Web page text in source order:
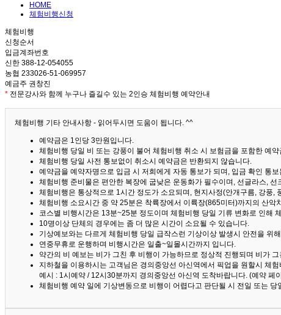
HOME
체험비행신청
체험비행
신청순서
입금계좌번호
신한 388-12-054055
농협 233026-51-069957
예금주 권창진
* 전문강사와 함께 누구나 즐길수 있는 2인승 체험비행 예약안내
체험비행 기타 안내사항 - 읽어두시면 도움이 됩니다. ^^
예약금은 1인당 3만원입니다.
체험비행 당일 비 또는 강풍이 불어 체험비행 취소 시 보험금을 포함한 예
체험비행 당일 사전 통보없이 취소시 예약금은 반환되지 않습니다.
예약금을 예약자명으로 입금 시 저희에게 자동 통보가 되며, 입금 확인 통
체험비행 준비물은 편안한 복장에 굽낮은 운동화가 필수이며, 선글라스,
체험비행은 통상적으로 1시간 정도가 소요되며, 현지사정(안개구름, 강풍,
체험비행 소요시간 중 약 25분은 착륙장에서 이륙장(865미터)까지의 산악
코스별 비행시간은 13분~25분 정도이며 체험비행 당일 기류 변화로 인해
10명이상 단체의 경우에는 좀 더 많은 시간이 소요될 수 있습니다.
기상예보와는 다르게 체험비행 당일 급작스런 기상이상 발생시 안전을 위
연중무휴로 운행하며 비행시간은 일출~일몰시간까지 입니다.
약간의 비 예보는 비가 그친 후 비행이 가능하므로 정상적 진행되며 비가
지하철을 이용하시는 고객님은 경의중앙선 아신역에서 픽업을 원할시 체
예시 : 1시예약 / 12시30분까지 경의중앙선 아신역 도착바랍니다. (예약 페
체험비행 예약 일에 기상변동으로 비행이 어렵다고 판단될 시 전일 또는